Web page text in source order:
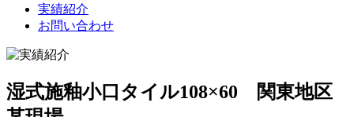
実績紹介
お問い合わせ
湿式施釉小口タイル108×60 関東地区